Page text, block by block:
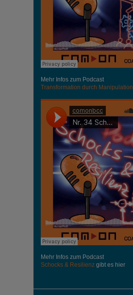
Mehr Infos zum Podcast
Transformation durch Manipulation
Mehr Infos zum Podcast
Schocks & Resilienz gibt es hier